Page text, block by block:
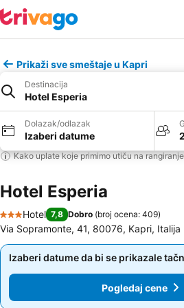
Prikaži sve smeštaje u Kapri
Destinacija
Hotel Esperia
Dolazak/odlazak
Izaberi datume
Kako uplate koje primimo utiču na rangiranje
Hotel Esperia
3 Zvezdice
Hotel 7,8 Dobro (broj ocena: 409)
Via Sopramonte, 41, 80076, Kapri, Italija
Izaberi datume da bi se prikazale
Pogledaj cene
Izaberi datume da bi se prikazale
Pogledaj cene